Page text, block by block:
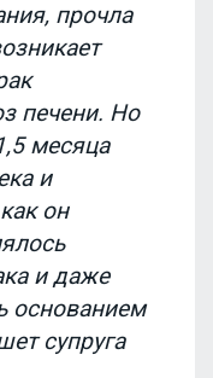
прочла
печени. Но
месяца
и
он
и даже
основанием
супруга